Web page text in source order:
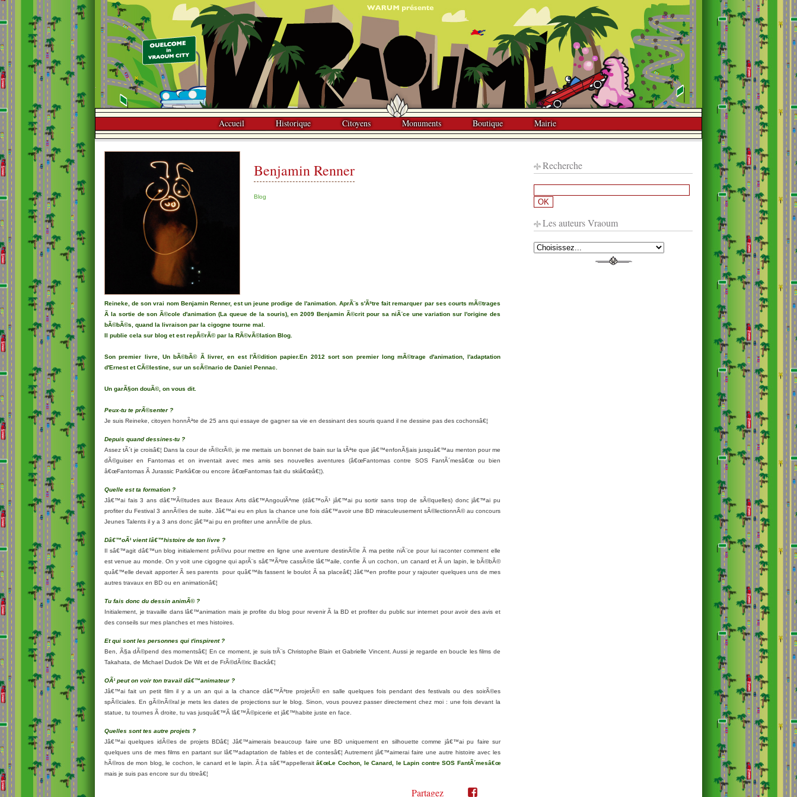
Accueil Historique Citoyens Monuments Boutique Mairie
Benjamin Renner
Blog
Reineke, de son vrai nom Benjamin Renner, est un jeune prodige de l'animation. AprÃ¨s s'Ãªtre fait remarquer par ses courts mÃ©trages
Ã la sortie de son Ã©cole d'animation (La queue de la souris), en 2009 Benjamin Ã©crit pour sa niÃ¨ce une variation sur l'origine des
bÃ©bÃ©s, quand la livraison par la cigogne tourne mal.
Il publie cela sur blog et est repÃ©rÃ© par la RÃ©vÃ©lation Blog.
Son premier livre, Un bÃ©bÃ© Ã livrer, en est l'Ã©dition papier.En 2012 sort son premier long mÃ©trage d'animation, l'adaptation
d'Ernest et CÃ©lestine, sur un scÃ©nario de Daniel Pennac.
Un garÃ§on douÃ©, on vous dit.
Peux-tu te prÃ©senter ?
Je suis Reineke, citoyen honnÃªte de 25 ans qui essaye de gagner sa vie en dessinant des souris quand il ne dessine pas des cochonsâ€¦
Depuis quand dessines-tu ?
Assez tÃ´t je croisâ€¦ Dans la cour de rÃ©crÃ©, je me mettais un bonnet de bain sur la tÃªte que jâ€™enfonÃ§ais jusquâ€™au menton pour me
dÃ©guiser en Fantomas et on inventait avec mes amis ses nouvelles aventures (â€œFantomas contre SOS FantÃ´mesâ€œ ou bien
â€œFantomas Ã Jurassic Parkâ€œ ou encore â€œFantomas fait du skiâ€œâ€¦).
Quelle est ta formation ?
Jâ€™ai fais 3 ans dâ€™Ã©tudes aux Beaux Arts dâ€™AngoulÃªme (dâ€™oÃ¹ jâ€™ai pu sortir sans trop de sÃ©quelles) donc jâ€™ai pu
profiter du Festival 3 annÃ©es de suite. Jâ€™ai eu en plus la chance une fois dâ€™avoir une BD miraculeusement sÃ©lectionnÃ© au concours
Jeunes Talents il y a 3 ans donc jâ€™ai pu en profiter une annÃ©e de plus.
Dâ€™oÃ¹ vient lâ€™histoire de ton livre ?
Il sâ€™agit dâ€™un blog initialement prÃ©vu pour mettre en ligne une aventure destinÃ©e Ã ma petite niÃ¨ce pour lui raconter comment elle
est venue au monde. On y voit une cigogne qui aprÃ¨s sâ€™Ãªtre cassÃ©e lâ€™aile, confie Ã un cochon, un canard et Ã un lapin, le bÃ©bÃ©
quâ€™elle devait apporter Ã ses parents pour quâ€™ils fassent le boulot Ã sa placeâ€¦ Jâ€™en profite pour y rajouter quelques uns de mes
autres travaux en BD ou en animationâ€¦
Tu fais donc du dessin animÃ© ?
Initialement, je travaille dans lâ€™animation mais je profite du blog pour revenir Ã la BD et profiter du public sur internet pour avoir des avis et
des conseils sur mes planches et mes histoires.
Et qui sont les personnes qui t'inspirent ?
Ben, Ã§a dÃ©pend des momentsâ€¦ En ce moment, je suis trÃ¨s Christophe Blain et Gabrielle Vincent. Aussi je regarde en boucle les films de
Takahata, de Michael Dudok De Wit et de FrÃ©dÃ©ric Backâ€¦
OÃ¹ peut on voir ton travail dâ€™animateur ?
Jâ€™ai fait un petit film il y a un an qui a la chance dâ€™Ãªtre projetÃ© en salle quelques fois pendant des festivals ou des soirÃ©es
spÃ©ciales. En gÃ©nÃ©ral je mets les dates de projections sur le blog. Sinon, vous pouvez passer directement chez moi : une fois devant la
statue, tu tournes Ã droite, tu vas jusquâ€™Ã lâ€™Ã©picerie et jâ€™habite juste en face.
Quelles sont tes autre projets ?
Jâ€™ai quelques idÃ©es de projets BDâ€¦ Jâ€™aimerais beaucoup faire une BD uniquement en silhouette comme jâ€™ai pu faire sur
quelques uns de mes films en partant sur lâ€™adaptation de fables et de contesâ€¦ Autrement jâ€™aimerai faire une autre histoire avec les
hÃ©ros de mon blog, le cochon, le canard et le lapin. Ã‡a sâ€™appelleraitâ€œLe Cochon, le Canard, le Lapin contre SOS FantÃ´mesâ€œ
mais je suis pas encore sur du titreâ€¦
Partagez Partager
Partager
Recherche
Les auteurs Vraoum